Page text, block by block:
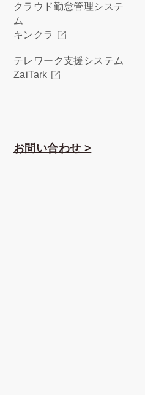
クラウド勤怠管理システ
ム
キンクラ
テレワーク支援システム
ZaiTark
お問い合わせ >